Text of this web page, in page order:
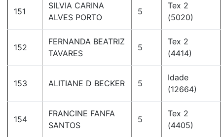
151
SILVIA CARINA
ALVES PORTO
5
Tex 2
(5020)
152
FERNANDA BEATRIZ
TAVARES
5
Tex 2
(4414)
153 ALITIANE D BECKER 5
Idade
(12664)
154
FRANCINE FANFA
SANTOS
5
Tex 2
(4405)